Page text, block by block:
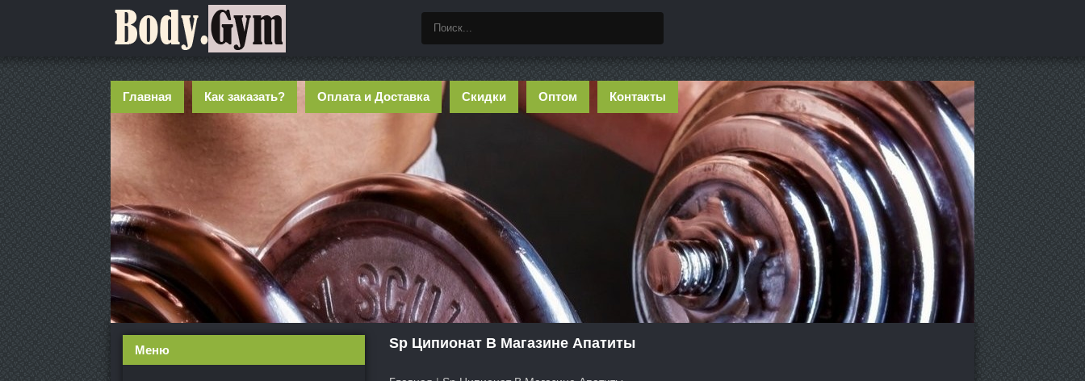
Главная Как заказать? Оплата и Доставка Скидки Оптом Контакты
Sp Ципионат В Магазине Апатиты
Меню